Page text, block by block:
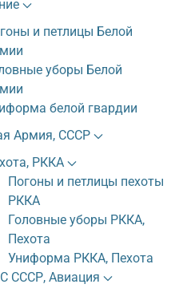
и петлицы Белой
уборы Белой
белой гвардии
Армия, СССР
РККА
Погоны и петлицы пехоты
РККА
Головные уборы РККА,
Пехота
Униформа РККА, Пехота
СССР, Авиация